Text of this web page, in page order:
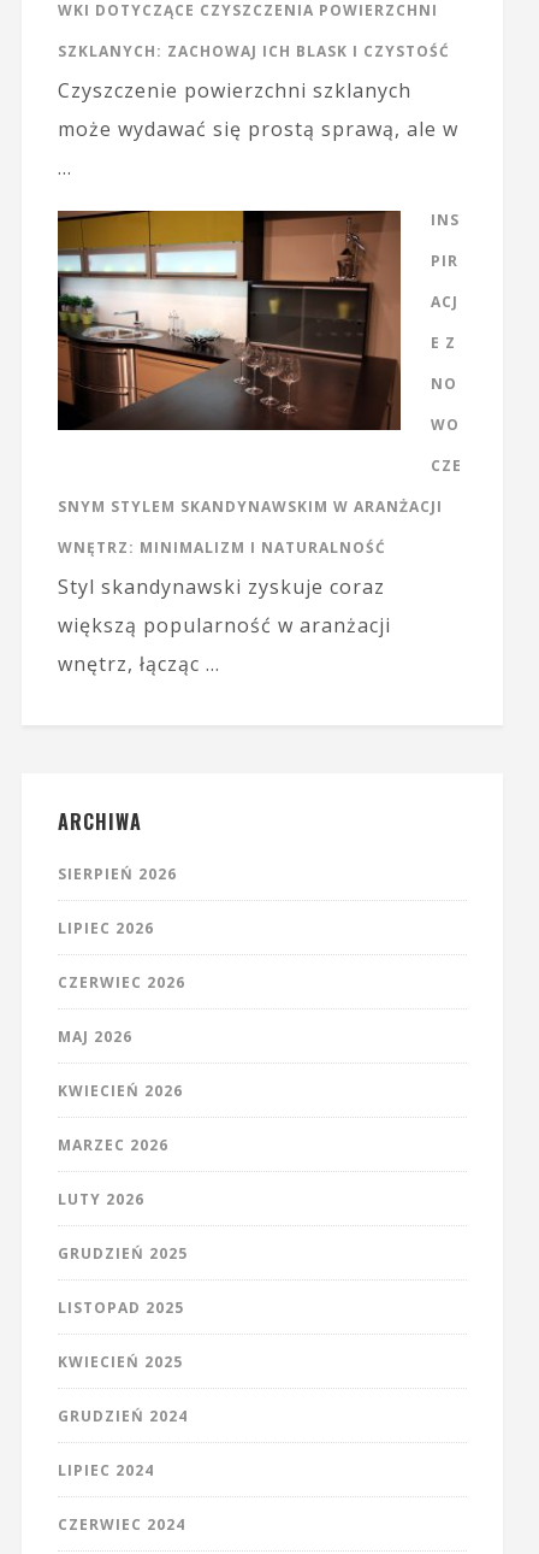
WKI DOTYCZĄCE CZYSZCZENIA POWIERZCHNI
SZKLANYCH: ZACHOWAJ ICH BLASK I CZYSTOŚĆ
Czyszczenie powierzchni szklanych
może wydawać się prostą sprawą, ale w
…
INS
PIR
ACJ
E Z
NO
WO
CZE
SNYM STYLEM SKANDYNAWSKIM W ARANŻACJI
WNĘTRZ: MINIMALIZM I NATURALNOŚĆ
Styl skandynawski zyskuje coraz
większą popularność w aranżacji
wnętrz, łącząc …
ARCHIWA
SIERPIEŃ 2026
LIPIEC 2026
CZERWIEC 2026
MAJ 2026
KWIECIEŃ 2026
MARZEC 2026
LUTY 2026
GRUDZIEŃ 2025
LISTOPAD 2025
KWIECIEŃ 2025
GRUDZIEŃ 2024
LIPIEC 2024
CZERWIEC 2024